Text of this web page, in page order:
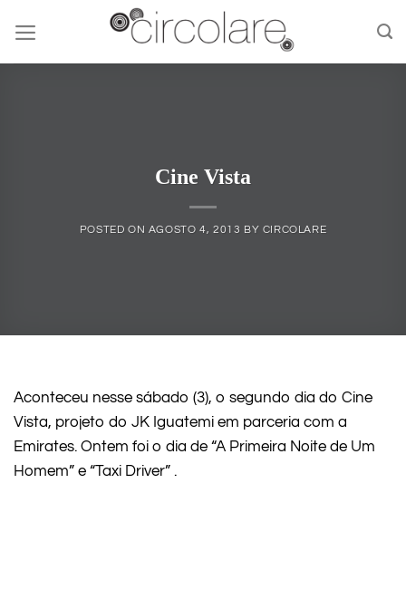
content
Cine Vista
POSTED ON AGOSTO 4, 2013 BY CIRCOLARE
Aconteceu nesse sábado (3), o segundo dia do Cine
Vista, projeto do JK Iguatemi em parceria com a
Emirates. Ontem foi o dia de “A Primeira Noite de Um
Homem” e “Taxi Driver” .